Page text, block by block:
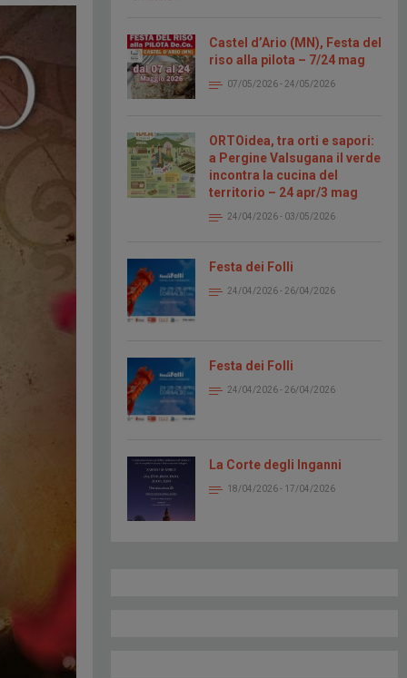
Castel d’Ario (MN), Festa del
riso alla pilota – 7/24 mag
07/05/2026 - 24/05/2026
ORTOidea, tra orti e sapori:
a Pergine Valsugana il verde
incontra la cucina del
territorio – 24 apr/3 mag
24/04/2026 - 03/05/2026
Festa dei Folli
24/04/2026 - 26/04/2026
Festa dei Folli
24/04/2026 - 26/04/2026
La Corte degli Inganni
18/04/2026 - 17/04/2026